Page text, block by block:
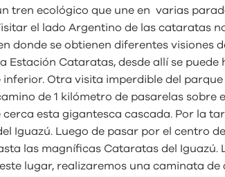
tren ecológico que une en varias
el lado Argentino de las cataratas
donde se obtienen diferentes visiones
Estación Cataratas, desde allí se
Otra visita imperdible del
de 1 kilómetro de pasarelas sobre
cerca esta gigantesca cascada. Por la
Iguazú. Luego de pasar por el centro
las magníficas Cataratas del
lugar, realizaremos una caminata